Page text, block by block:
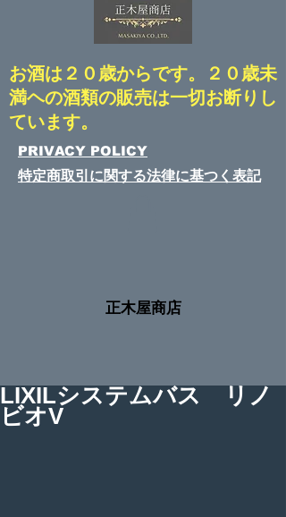
​お酒は２０歳からです。２０歳未
満ヘの酒類の販売は一切お断りし
ています。
​PRIVACY POLICY
特定商取引に関する法律​に基つく表記
​正木屋商店
LIXILシステムバス リノ
ビオV